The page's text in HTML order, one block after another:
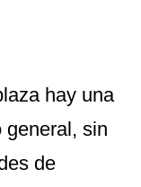
hay una
general, sin
de